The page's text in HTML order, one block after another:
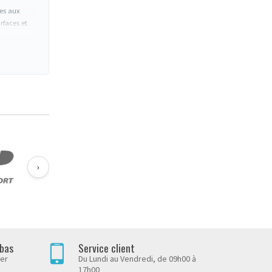
aux
et
›
Service client
Du Lundi au Vendredi, de 09h00 à
17h00